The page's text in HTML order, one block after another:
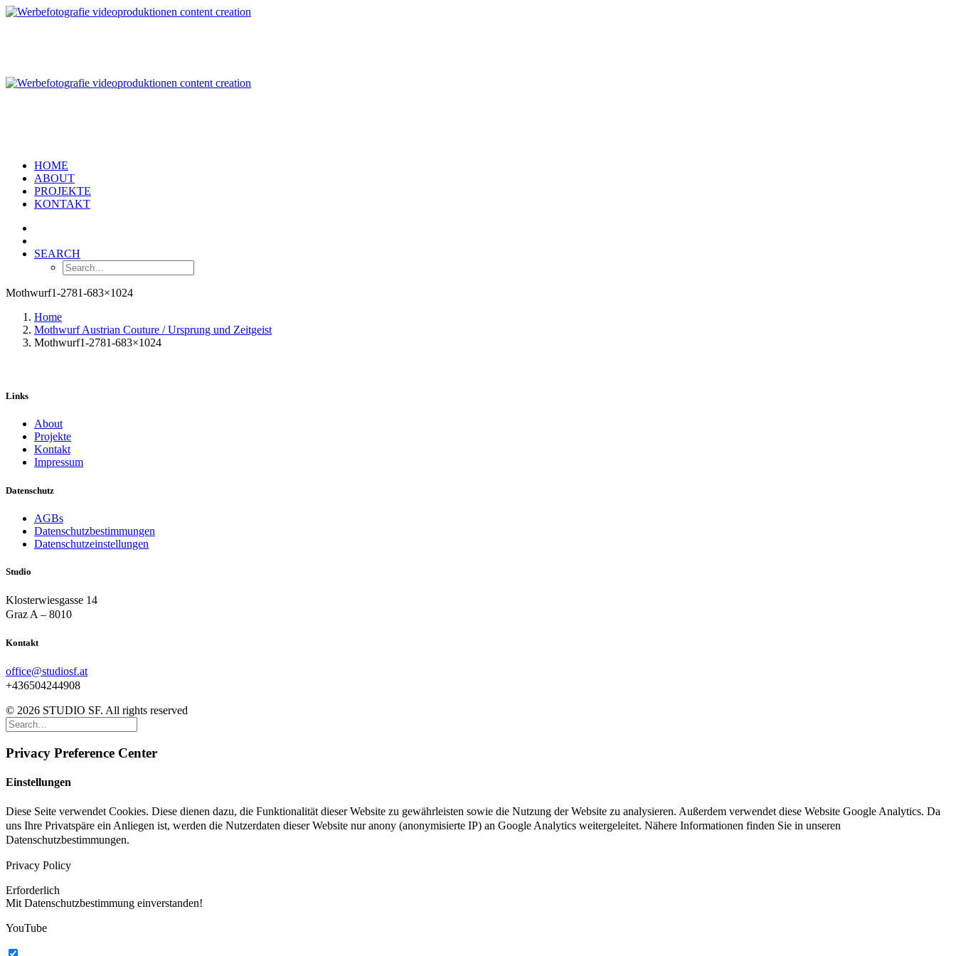
HOME
ABOUT
PROJEKTE
KONTAKT
SEARCH
Mothwurf1-2781-683×1024
Home
Mothwurf Austrian Couture / Ursprung und Zeitgeist
Mothwurf1-2781-683×1024
Links
About
Projekte
Kontakt
Impressum
Datenschutz
AGBs
Datenschutzbestimmungen
Datenschutzeinstellungen
Studio
Klosterwiesgasse 14
Graz A – 8010
Kontakt
office@studiosf.at
+436504244908
© 2026 STUDIO SF. All rights reserved
Privacy Preference Center
Einstellungen
Diese Seite verwendet Cookies. Diese dienen dazu, die Funktionalität dieser Website zu gewährleisten sowie die Nutzung der Website zu analysieren. Außerdem verwendet diese Website Google Analytics. Da
uns Ihre Privatspäre ein Anliegen ist, werden die Nutzerdaten dieser Website nur anony (anonymisierte IP) an Google Analytics weitergeleitet. Nähere Informationen finden Sie in unseren
Datenschutzbestimmungen.
Privacy Policy
Erforderlich
Mit Datenschutzbestimmung einverstanden!
YouTube